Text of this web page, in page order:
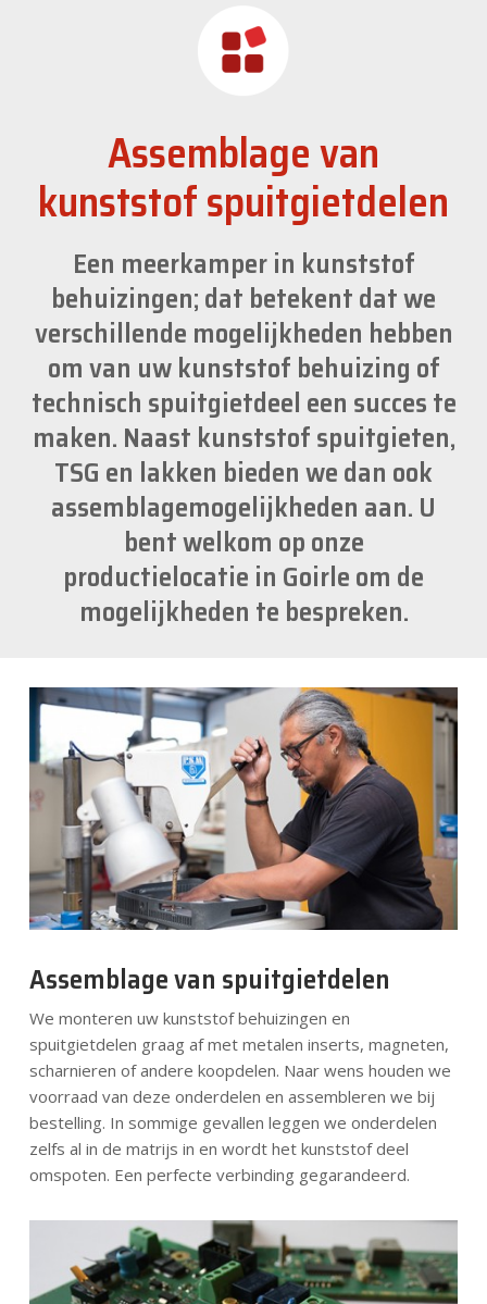
Assemblage van
kunststof spuitgietdelen
Een meerkamper in kunststof
behuizingen; dat betekent dat we
verschillende mogelijkheden hebben
om van uw kunststof behuizing of
technisch spuitgietdeel een succes te
maken. Naast kunststof spuitgieten,
TSG en lakken bieden we dan ook
assemblagemogelijkheden aan. U
bent welkom op onze
productielocatie in Goirle om de
mogelijkheden te bespreken.
Assemblage van spuitgietdelen
We monteren uw kunststof behuizingen en
spuitgietdelen graag af met metalen inserts, magneten,
scharnieren of andere koopdelen. Naar wens houden we
voorraad van deze onderdelen en assembleren we bij
bestelling. In sommige gevallen leggen we onderdelen
zelfs al in de matrijs in en wordt het kunststof deel
omspoten. Een perfecte verbinding gegarandeerd.